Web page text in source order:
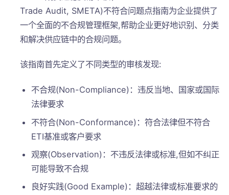
Trade Audit, SMETA)不符合问题点指南为企业提供了
一个全面的不合规管理框架,帮助企业更好地识别、分类
和解决供应链中的合规问题。
该指南首先定义了不同类型的审核发现:
不合规(Non-Compliance)：违反当地、国家或国际
法律要求
不符合(Non-Conformance)：符合法律但不符合
ETI基准或客户要求
观察(Observation)：不违反法律或标准,但如不纠正
可能导致不合规
良好实践(Good Example)：超越法律或标准要求的